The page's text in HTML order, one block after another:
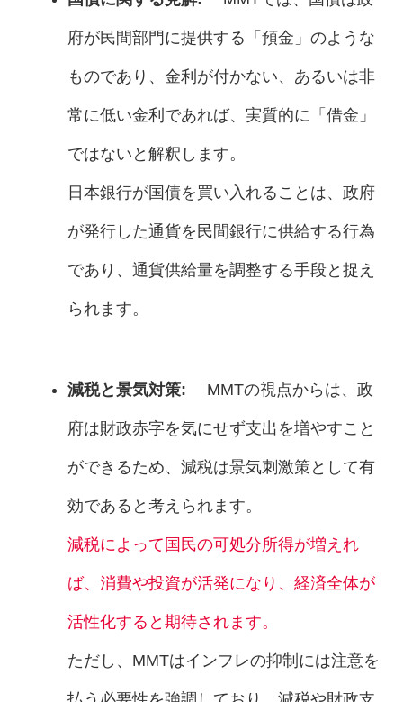
府が民間部門に提供する「預金」のような
ものであり、金利が付かない、あるいは非
常に低い金利であれば、実質的に「借金」
ではないと解釈します。
日本銀行が国債を買い入れることは、政府
が発行した通貨を民間銀行に供給する行為
であり、通貨供給量を調整する手段と捉え
られます。
減税と景気対策: MMTの視点からは、政
府は財政赤字を気にせず支出を増やすこと
ができるため、減税は景気刺激策として有
効であると考えられます。
減税によって国民の可処分所得が増えれ
ば、消費や投資が活発になり、経済全体が
活性化すると期待されます。
ただし、MMTはインフレの抑制には注意を